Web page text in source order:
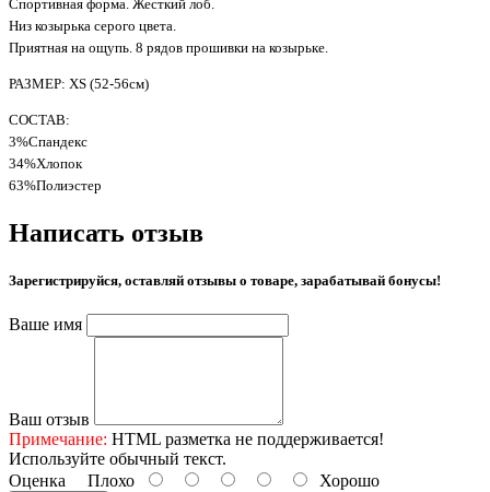
Спортивная форма. Жесткий лоб.
Низ козырька серого цвета.
Приятная на ощупь. 8 рядов прошивки на козырьке.
РАЗМЕР: XS (52-56см)
СОСТАВ:
3%Спандекс
34%Хлопок
63%Полиэстер
Написать отзыв
Зарегистрируйся, оставляй отзывы о товаре, зарабатывай бонусы!
Ваше имя
Ваш отзыв
Примечание: HTML разметка не поддерживается!
Используйте обычный текст.
Оценка Плохо Хорошо